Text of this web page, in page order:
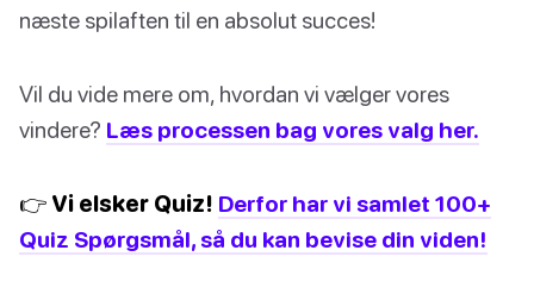
næste spilaften til en absolut succes!
Vil du vide mere om, hvordan vi vælger vores
vindere? Læs processen bag vores valg her.
👉 Vi elsker Quiz! Derfor har vi samlet 100+
Quiz Spørgsmål, så du kan bevise din viden!